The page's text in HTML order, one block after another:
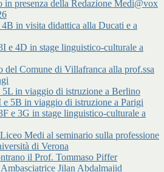
in presenza della Redazione Medi@vox
in visita didattica alla Ducati e a
e 4D in stage linguistico-culturale a
del Comune di Villafranca alla prof.ssa
5L in viaggio di istruzione a Berlino
e 5B in viaggio di istruzione a Parigi
e 3G in stage linguistico-culturale a
Medi al seminario sulla professione
di Verona
il Prof. Tommaso Piffer
Jilan Abdalmajid